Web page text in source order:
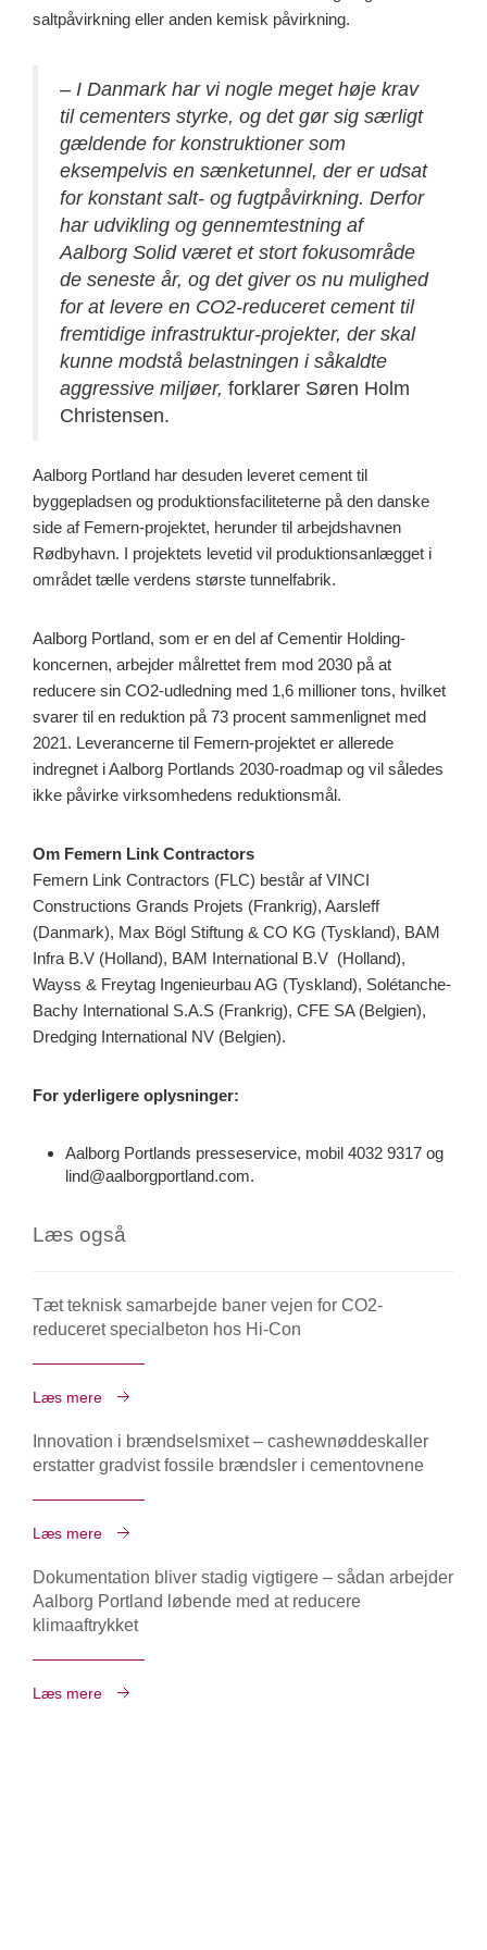
saltpåvirkning eller anden kemisk påvirkning.
– I Danmark har vi nogle meget høje krav
til cementers styrke, og det gør sig særligt
gældende for konstruktioner som
eksempelvis en sænketunnel, der er udsat
for konstant salt- og fugtpåvirkning. Derfor
har udvikling og gennemtestning af
Aalborg Solid været et stort fokusområde
de seneste år, og det giver os nu mulighed
for at levere en CO2-reduceret cement til
fremtidige infrastruktur-projekter, der skal
kunne modstå belastningen i såkaldte
aggressive miljøer, forklarer Søren Holm
Christensen.
Aalborg Portland har desuden leveret cement til
byggepladsen og produktionsfaciliteterne på den danske
side af Femern-projektet, herunder til arbejdshavnen
Rødbyhavn. I projektets levetid vil produktionsanlægget i
området tælle verdens største tunnelfabrik.
Aalborg Portland, som er en del af Cementir Holding-
koncernen, arbejder målrettet frem mod 2030 på at
reducere sin CO2-udledning med 1,6 millioner tons, hvilket
svarer til en reduktion på 73 procent sammenlignet med
2021. Leverancerne til Femern-projektet er allerede
indregnet i Aalborg Portlands 2030-roadmap og vil således
ikke påvirke virksomhedens reduktionsmål.
Om Femern Link Contractors
Femern Link Contractors (FLC) består af VINCI
Constructions Grands Projets (Frankrig), Aarsleff
(Danmark), Max Bögl Stiftung & CO KG (Tyskland), BAM
Infra B.V (Holland), BAM International B.V (Holland),
Wayss & Freytag Ingenieurbau AG (Tyskland), Solétanche-
Bachy International S.A.S (Frankrig), CFE SA (Belgien),
Dredging International NV (Belgien).
For yderligere oplysninger:
Aalborg Portlands presseservice, mobil 4032 9317 og
lind@aalborgportland.com.
Læs også
Tæt teknisk samarbejde baner vejen for CO2-
reduceret specialbeton hos Hi-Con
Læs mere
Innovation i brændselsmixet – cashewnøddeskaller
erstatter gradvist fossile brændsler i cementovnene
Læs mere
Dokumentation bliver stadig vigtigere – sådan arbejder
Aalborg Portland løbende med at reducere
klimaaftrykket
Læs mere